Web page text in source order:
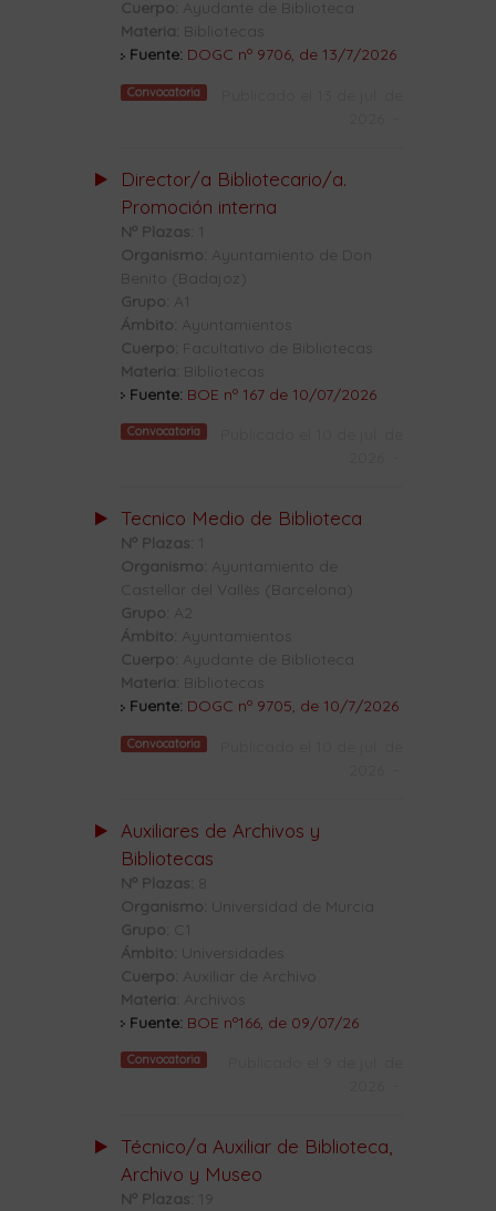
Cuerpo: Ayudante de Biblioteca
Materia: Bibliotecas
Fuente: DOGC nº 9706, de 13/7/2026
Convocatoria
Director/a Bibliotecario/a.
Promoción interna
Nº Plazas:
1
Organismo: Ayuntamiento de Don
Benito (Badajoz)
Grupo: A1
Ámbito: Ayuntamientos
Cuerpo: Facultativo de Bibliotecas
Materia: Bibliotecas
Fuente: BOE nº 167 de 10/07/2026
Convocatoria
Tecnico Medio de Biblioteca
Nº Plazas:
1
Organismo: Ayuntamiento de
Castellar del Vallès (Barcelona)
Grupo: A2
Ámbito: Ayuntamientos
Cuerpo: Ayudante de Biblioteca
Materia: Bibliotecas
Fuente: DOGC nº 9705, de 10/7/2026
Convocatoria
Auxiliares de Archivos y
Bibliotecas
Nº Plazas:
8
Organismo:
Universidad de Murcia
Grupo:
C1
Ámbito:
Universidades
Cuerpo: Auxiliar de Archivo
Materia: Archivos
Fuente: BOE nº166, de 09/07/26
Convocatoria
Técnico/a Auxiliar de Biblioteca,
Archivo y Museo
Nº Plazas:
19